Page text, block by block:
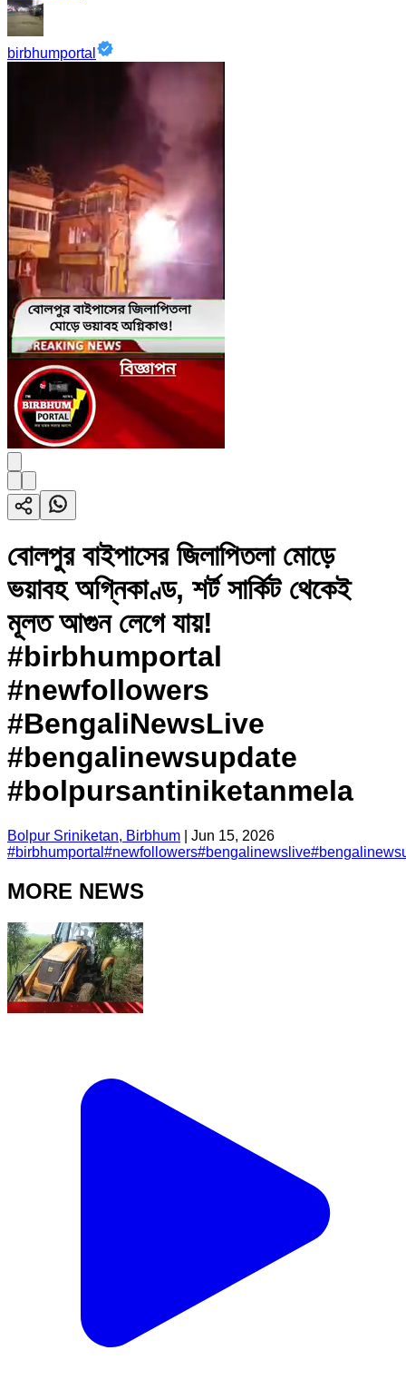
birbhumportal
বোলপুর বাইপাসের জিলাপিতলা মোড়ে
ভয়াবহ অগ্নিকাণ্ড, শর্ট সার্কিট থেকেই
মূলত আগুন লেগে যায়!
#birbhumportal
#newfollowers
#BengaliNewsLive
#bengalinewsupdate
#bolpursantiniketanmela
Bolpur Sriniketan, Birbhum
Jun 15, 2026
#birbhumportal #newfollowers#bengalinewslive#
MORE NEWS